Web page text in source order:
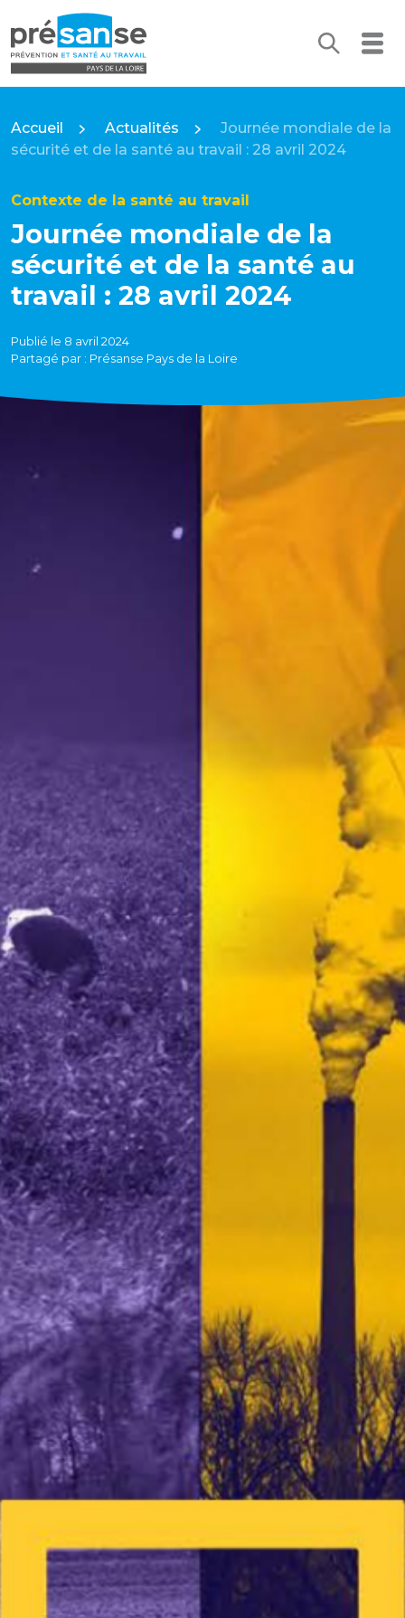
Présanse Pays de la Loire
Journée mondiale de la
sécurité et de la santé au
travail : 28 avril 2024
Contexte de la santé au travail
Publié le 8 avril 2024
Partagé par : Présanse Pays de la Loire
Accueil Actualités
Journée mondiale de la
sécurité et de la santé au travail : 28 avril 2024